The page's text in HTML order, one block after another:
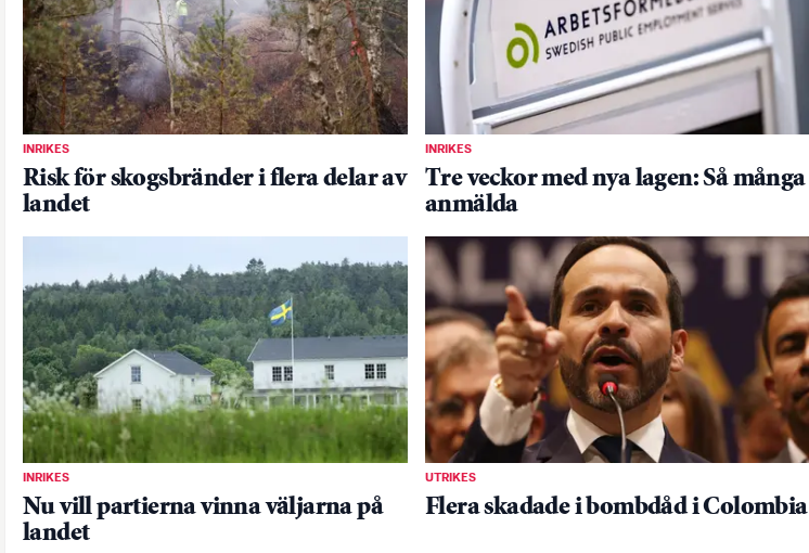
INRIKES
Risk för skogsbränder i flera delar av
landet
INRIKES
Tre veckor med nya lagen: Så många
anmälda
INRIKES
Nu vill partierna vinna väljarna på
landet
UTRIKES
Flera skadade i bombdåd i Colombia